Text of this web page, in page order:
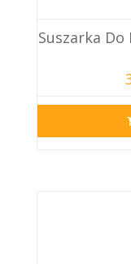
Suszarka Do